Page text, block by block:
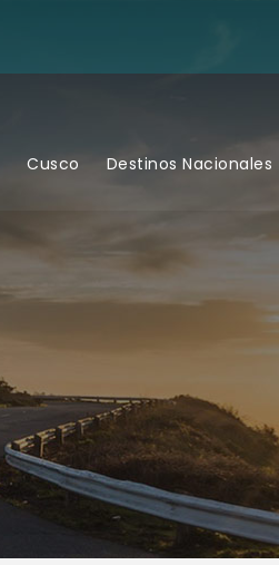
Cusco Destinos Nacionales